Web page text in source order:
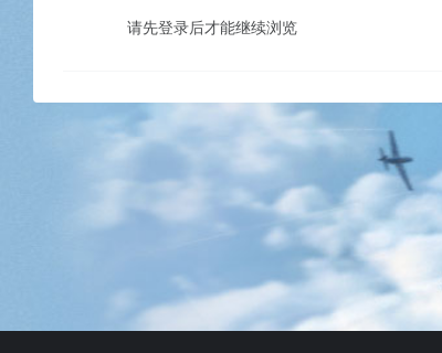
请先登录后才能继续浏览